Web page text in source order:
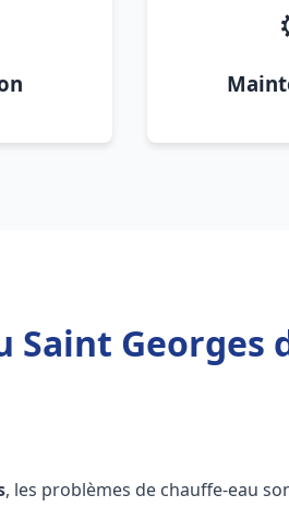
Georges
, les problèmes de chauffe-eau